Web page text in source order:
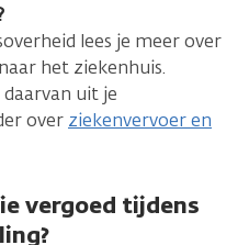
lees je meer over
het ziekenhuis.
uit je
over ziekenvervoer en
vergoed tijdens